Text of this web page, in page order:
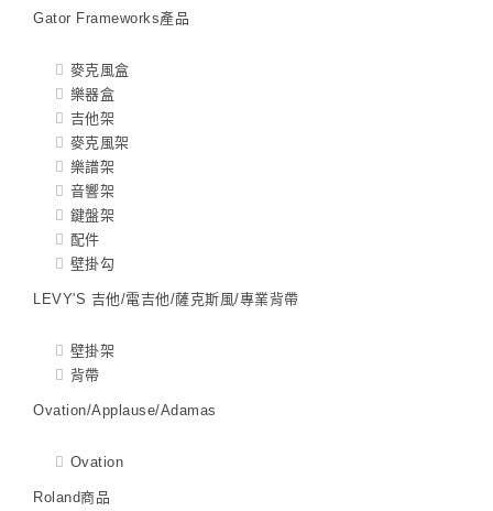
Gator Frameworks產品
麥克風盒
樂器盒
吉他架
麥克風架
樂譜架
音響架
鍵盤架
配件
壁掛勾
LEVY'S 吉他/電吉他/薩克斯風/專業背帶
壁掛架
背帶
Ovation/Applause/Adamas
Ovation
Roland商品